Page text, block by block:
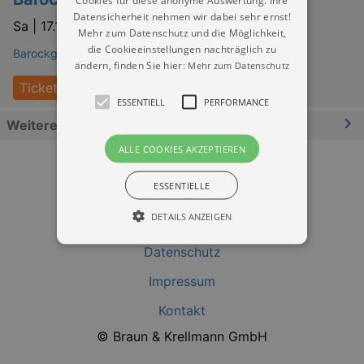
Sa | 17.10.2026 | 06:30
Barockgarten Großsedlitz Heidenau
Tickets
Weitere Informationen
Datenschutz
Impressum
Kontakt
© Braun & Krellmann GmbH
Datensicherheit nehmen wir dabei sehr ernst!
Mehr zum Datenschutz und die Möglichkeit,
die Cookieeinstellungen nachträglich zu
ändern, finden Sie hier: Mehr zum Datenschutz
ESSENTIELL PERFORMANCE
ALLE COOKIES AKZEPTIEREN
ESSENTIELLE
DETAILS ANZEIGEN
Essentiell Performance
Essentielle Cookies werden für die
gebraucht. Zum Beispiel für das Login in Ihren